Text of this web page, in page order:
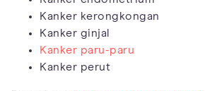
Kanker kerongkongan
Kanker ginjal
Kanker paru-paru
Kanker perut